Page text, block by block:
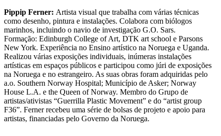
Pippip Ferner: Artista visual que trabalha com várias técnicas
como desenho, pintura e instalações. Colabora com biólogos
marinhos, incluindo o navio de investigação G.O. Sars.
Formação: Edinburgh College of Art, DTK art school e Parsons
New York. Experiência no Ensino artístico na Noruega e Uganda.
Realizou várias exposições individuais, inúmeras instalações
artísticas em espaços públicos e participou como júri de exposições
na Noruega e no estrangeiro. As suas obras foram adquiridas pelo
a.o. Southern Norway Hospital; Município de Asker; Norway
House L.A. e the Queen of Norway. Membro do Grupo de
artistas/ativistas “Guerrilla Plastic Movement” e do “artist group
F36”. Ferner recebeu uma série de bolsas de projeto e apoio para
artistas, financiadas pelo Governo da Noruega.